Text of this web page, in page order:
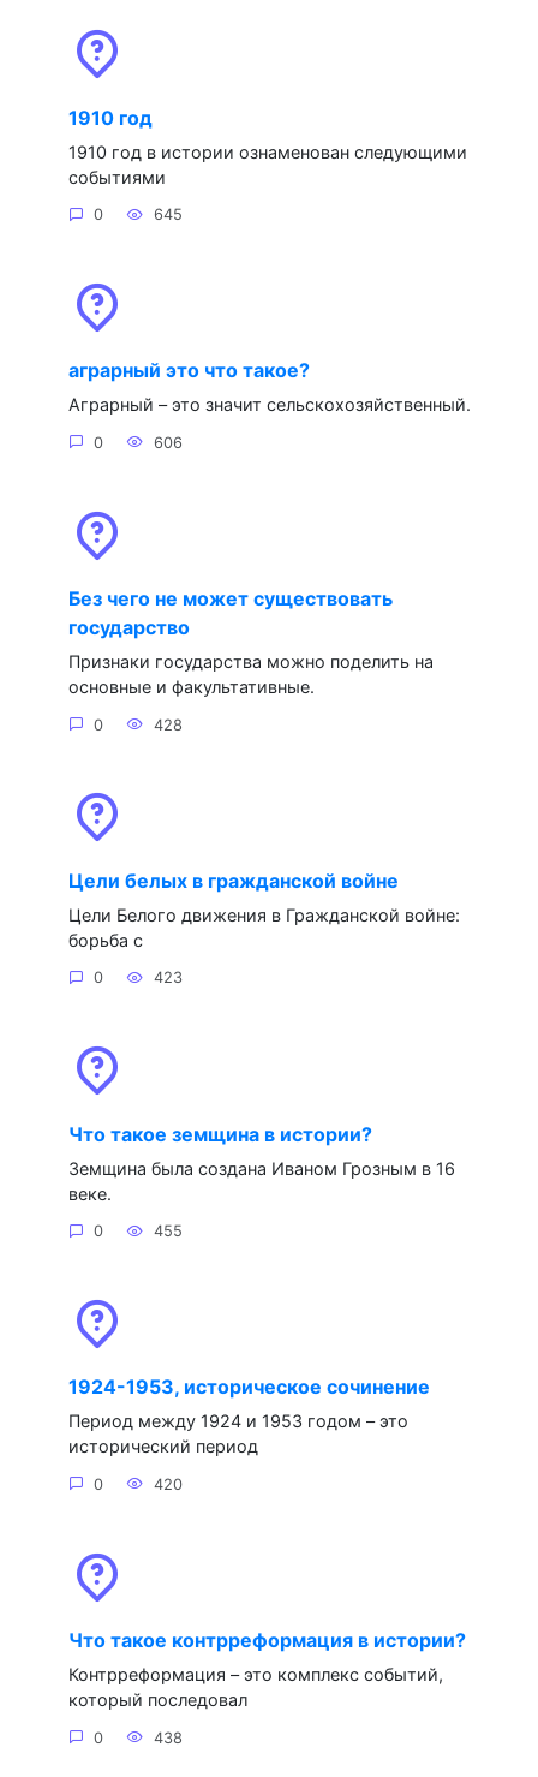
1910 год
1910 год в истории ознаменован следующими
событиями
0 645
аграрный это что такое?
Аграрный – это значит сельскохозяйственный.
0 606
Без чего не может существовать
государство
Признаки государства можно поделить на
основные и факультативные.
0 428
Цели белых в гражданской войне
Цели Белого движения в Гражданской войне:
борьба с
0 423
Что такое земщина в истории?
Земщина была создана Иваном Грозным в 16
веке.
0 455
1924-1953, историческое сочинение
Период между 1924 и 1953 годом – это
исторический период
0 420
Что такое контрреформация в истории?
Контрреформация – это комплекс событий,
который последовал
0 438